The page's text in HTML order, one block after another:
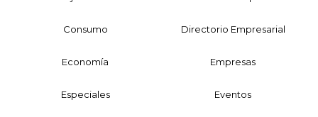
Consumo Directorio Empresarial
Economía Empresas
Especiales Eventos